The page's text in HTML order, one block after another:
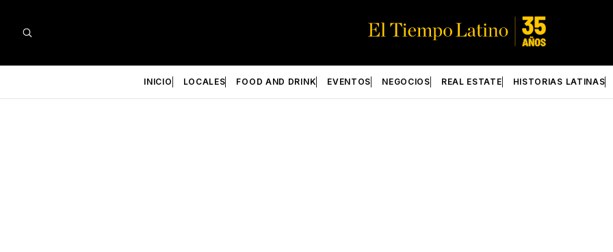
INICIO LOCALES FOOD AND DRINK EVENTOS NEGOCIOS REAL ESTATE HISTORIAS LATINAS